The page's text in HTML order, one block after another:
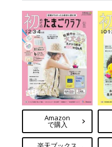
Amazon
で購入